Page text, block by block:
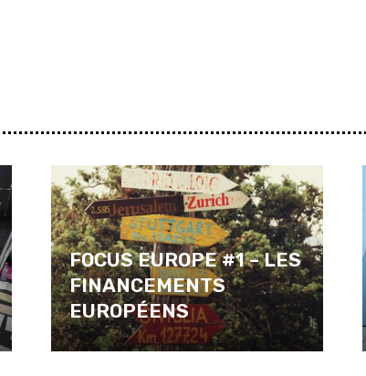
FOCUS EUROPE #1 – LES
FINANCEMENTS
EUROPÉENS